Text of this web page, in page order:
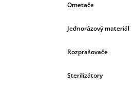
Ometače
Jednorázový materiál
Rozprašovače
Sterilizátory